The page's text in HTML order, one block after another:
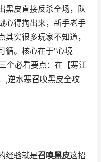
黑皮直接反杀全场，队
心得掏出来，新手老手
实很多玩家不知道，
循。核心在于"心境
个必看要点：在【寒江
,逆水寒召唤黑皮全攻
经验就是召唤黑皮这招